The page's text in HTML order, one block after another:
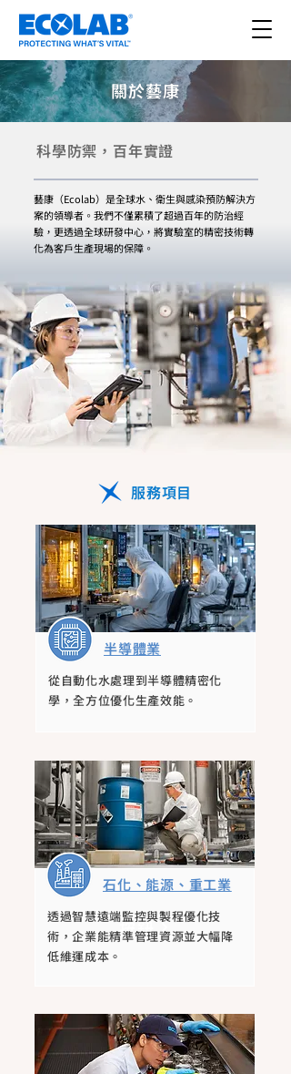
關於藝康
科學防禦，百年實證
藝康（Ecolab）是全球水、衛生與感染預防解決方
案的領導者。我們不僅累積了超過百年的防治經
驗，更透過全球研發中心，將實驗室的精密技術轉
化為客戶生產現場的保障。
服務項目
按鈕
從自動化水處理到半導體精密化
學，全方位優化生產效能。
半導體業
按鈕
透過智慧遠端監控與製程優化技
術，企業能精準管理資源並大幅降
低維運成本。
石化、能源、重工業